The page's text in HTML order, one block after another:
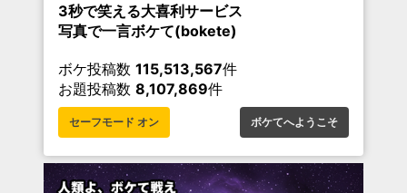
3秒で笑える大喜利サービス
写真で一言ボケて(bokete)
ボケ投稿数 115,513,567件
お題投稿数 8,107,869件
セーフモード オン ボケてへようこそ